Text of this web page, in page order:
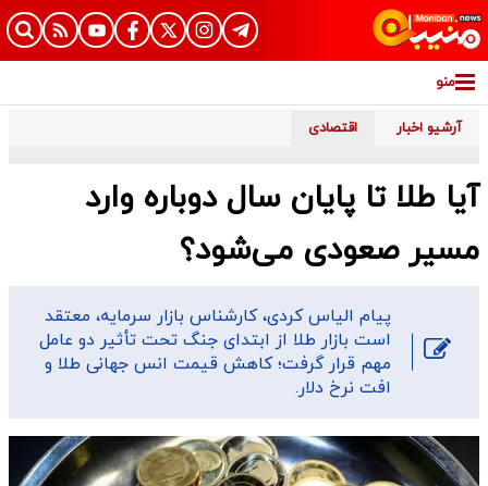
منو
آرشیو اخبار اقتصادی
آیا طلا تا پایان سال دوباره وارد
مسیر صعودی می‌شود؟
پیام الیاس کردی، کارشناس بازار سرمایه، معتقد
است بازار طلا از ابتدای جنگ تحت تأثیر دو عامل
مهم قرار گرفت؛ کاهش قیمت انس جهانی طلا و
افت نرخ دلار.